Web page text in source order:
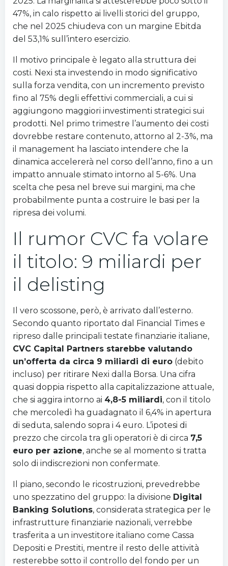
47%, in calo rispetto ai livelli storici del gruppo,
che nel 2025 chiudeva con un margine Ebitda
del 53,1% sull’intero esercizio.
Il motivo principale è legato alla struttura dei
costi. Nexi sta investendo in modo significativo
sulla forza vendita, con un incremento previsto
fino al 75% degli effettivi commerciali, a cui si
aggiungono maggiori investimenti strategici sui
prodotti. Nel primo trimestre l’aumento dei costi
dovrebbe restare contenuto, attorno al 2-3%, ma
il management ha lasciato intendere che la
dinamica accelererà nel corso dell’anno, fino a un
impatto annuale stimato intorno al 5-6%. Una
scelta che pesa nel breve sui margini, ma che
probabilmente punta a costruire le basi per la
ripresa dei volumi.
Il rumor CVC fa volare
il titolo: 9 miliardi per
il delisting
Il vero scossone, però, è arrivato dall’esterno.
Secondo quanto riportato dal Financial Times e
ripreso dalle principali testate finanziarie italiane,
CVC Capital Partners starebbe valutando
un’offerta da circa 9 miliardi di euro (debito
incluso) per ritirare Nexi dalla Borsa. Una cifra
quasi doppia rispetto alla capitalizzazione attuale,
che si aggira intorno ai 4,8-5 miliardi, con il titolo
che mercoledì ha guadagnato il 6,4% in apertura
di seduta, salendo sopra i 4 euro. L’ipotesi di
prezzo che circola tra gli operatori è di circa 7,5
euro per azione, anche se al momento si tratta
solo di indiscrezioni non confermate.
Il piano, secondo le ricostruzioni, prevedrebbe
uno spezzatino del gruppo: la divisione Digital
Banking Solutions, considerata strategica per le
infrastrutture finanziarie nazionali, verrebbe
trasferita a un investitore italiano come Cassa
Depositi e Prestiti, mentre il resto delle attività
resterebbe sotto il controllo del fondo per un